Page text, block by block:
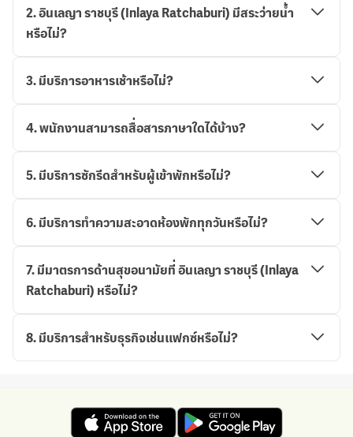
2.อินเลญา ราชบุรี (Inlaya Ratchaburi) มีสระว่ายน้ำ
หรือไม่?
3.มีบริการอาหารเช้าหรือไม่?
4.พนักงานสามารถสื่อสารภาษาใดได้บ้าง?
5.มีบริการซักรีดสำหรับผู้เข้าพักหรือไม่?
6.มีบริการทำความสะอาดห้องพักทุกวันหรือไม่?
7.มีมาตรการด้านสุขอนามัยที่ อินเลญา ราชบุรี (Inlaya
Ratchaburi) หรือไม่?
8.มีบริการสำหรับธุรกิจเช่นแฟกซ์หรือไม่?